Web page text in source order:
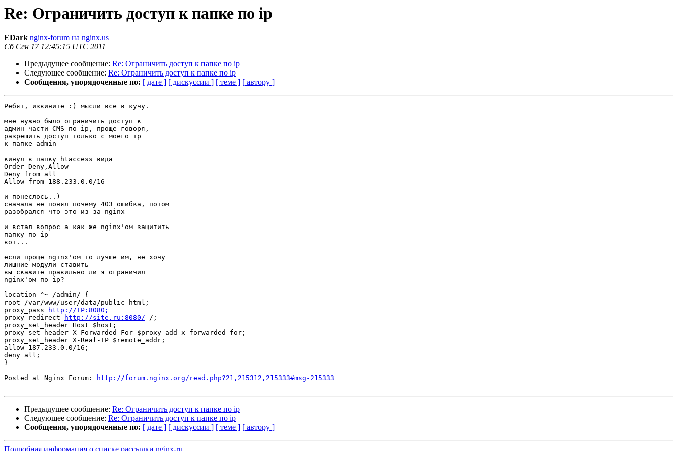
Re: Ограничить доступ к папке по ip
EDark nginx-forum на nginx.us
Сб Сен 17 12:45:15 UTC 2011
Предыдущее сообщение: Re: Ограничить доступ к папке по ip
Следующее сообщение: Re: Ограничить доступ к папке по ip
Сообщения, упорядоченные по: [ дате ] [ дискуссии ] [ теме ] [ автору ]
Ребят, извините :) мысли все в кучу.
мне нужно было ограничить доступ к
админ части CMS по ip, проще говоря,
разрешить доступ только с моего ip
к папке admin
кинул в папку htaccess вида
Order Deny,Allow
Deny from all
Allow from 188.233.0.0/16
и понеслось..)
сначала не понял почему 403 ошибка, потом
разобрался что это из-за nginx
и встал вопрос а как же nginx'ом защитить
папку по ip
вот...
если проще nginx'ом то лучше им, не хочу
лишние модули ставить
вы скажите правильно ли я ограничил
nginx'ом по ip?
location ^~ /admin/ {
root /var/www/user/data/public_html;
proxy_pass
http://IP:8080;
proxy_redirect
http://site.ru:8080/ /;
proxy_set_header Host $host;
proxy_set_header X-Forwarded-For $proxy_add_x_forwarded_for;
proxy_set_header X-Real-IP $remote_addr;
allow 187.233.0.0/16;
deny all;
}
Posted at Nginx Forum:
http://forum.nginx.org/read.php?21,215312,215333#msg-215333
Предыдущее сообщение: Re: Ограничить доступ к папке по ip
Следующее сообщение: Re: Ограничить доступ к папке по ip
Сообщения, упорядоченные по: [ дате ] [ дискуссии ] [ теме ] [ автору ]